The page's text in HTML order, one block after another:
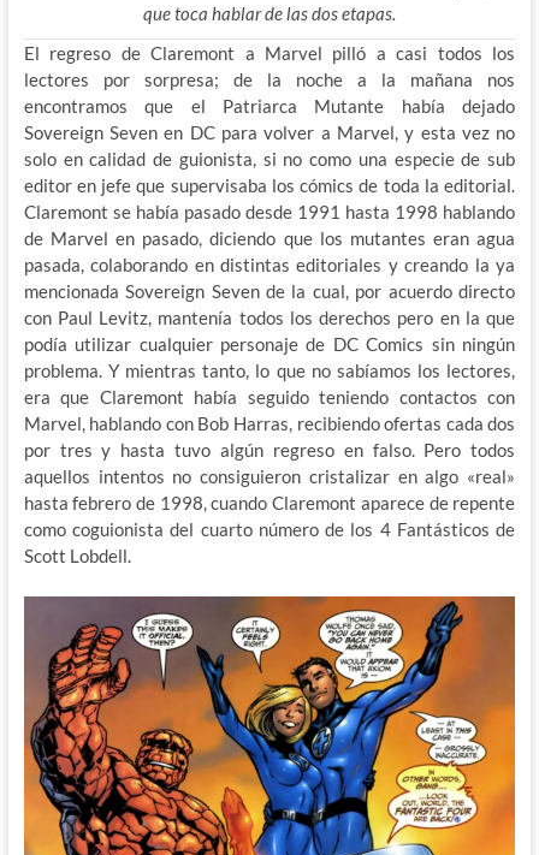
que toca hablar de las dos etapas.
El regreso de Claremont a Marvel pilló a casi todos los
lectores por sorpresa; de la noche a la mañana nos
encontramos que el Patriarca Mutante había dejado
Sovereign Seven en DC para volver a Marvel, y esta vez no
solo en calidad de guionista, si no como una especie de sub
editor en jefe que supervisaba los cómics de toda la editorial.
Claremont se había pasado desde 1991 hasta 1998 hablando
de Marvel en pasado, diciendo que los mutantes eran agua
pasada, colaborando en distintas editoriales y creando la ya
mencionada Sovereign Seven de la cual, por acuerdo directo
con Paul Levitz, mantenía todos los derechos pero en la que
podía utilizar cualquier personaje de DC Comics sin ningún
problema. Y mientras tanto, lo que no sabíamos los lectores,
era que Claremont había seguido teniendo contactos con
Marvel, hablando con Bob Harras, recibiendo ofertas cada dos
por tres y hasta tuvo algún regreso en falso. Pero todos
aquellos intentos no consiguieron cristalizar en algo «real»
hasta febrero de 1998, cuando Claremont aparece de repente
como coguionista del cuarto número de los 4 Fantásticos de
Scott Lobdell.